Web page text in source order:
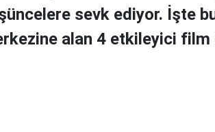
sevk ediyor. İşte
alan 4 etkileyici film